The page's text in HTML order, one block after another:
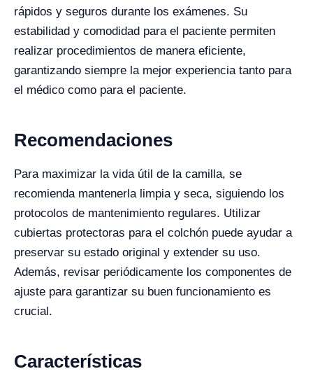
rápidos y seguros durante los exámenes. Su
estabilidad y comodidad para el paciente permiten
realizar procedimientos de manera eficiente,
garantizando siempre la mejor experiencia tanto para
el médico como para el paciente.
Recomendaciones
Para maximizar la vida útil de la camilla, se
recomienda mantenerla limpia y seca, siguiendo los
protocolos de mantenimiento regulares. Utilizar
cubiertas protectoras para el colchón puede ayudar a
preservar su estado original y extender su uso.
Además, revisar periódicamente los componentes de
ajuste para garantizar su buen funcionamiento es
crucial.
Características